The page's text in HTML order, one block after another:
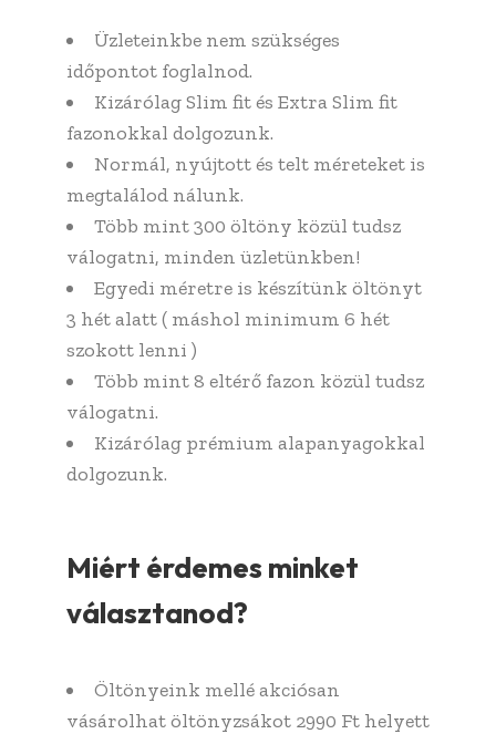
Üzleteinkbe nem szükséges
időpontot foglalnod.
Kizárólag Slim fit és Extra Slim fit
fazonokkal dolgozunk.
Normál, nyújtott és telt méreteket is
megtalálod nálunk.
Több mint 300 öltöny közül tudsz
válogatni, minden üzletünkben!
Egyedi méretre is készítünk öltönyt
3 hét alatt ( máshol minimum 6 hét
szokott lenni )
Több mint 8 eltérő fazon közül tudsz
válogatni.
Kizárólag prémium alapanyagokkal
dolgozunk.
Miért érdemes minket
választanod?
Öltönyeink mellé akciósan
vásárolhat öltönyzsákot 2990 Ft helyett